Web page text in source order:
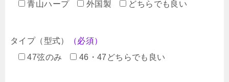
青山ハープ
外国製 どちらでも良い
タイプ（型式）
（必須）
47弦のみ
46・47どちらでも良い